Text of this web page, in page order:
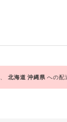
、北海道沖縄県への配